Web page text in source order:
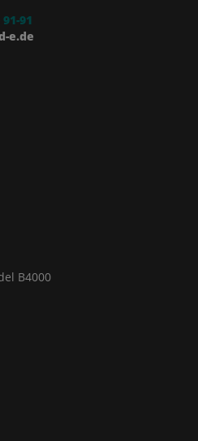
91
e.de
B4000